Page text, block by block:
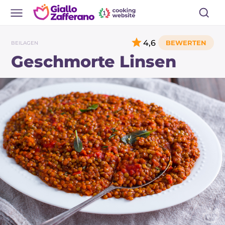
BEILAGEN
Geschmorte Linsen
4,6